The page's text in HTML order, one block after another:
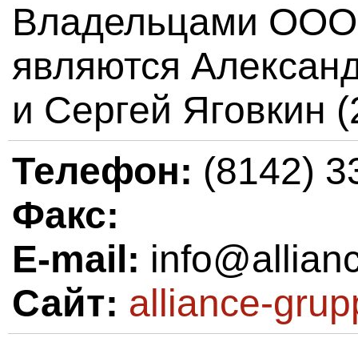
Владельцами ООО
являются
и Сергей Яговкин
Телефон: (8142)
Факс:
E-mail:
Сайт: alliance-